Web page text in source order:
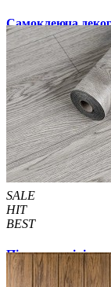
Самоклеюча
в рулоні 20 м
1850 грн./шт 2899
Купити В
SALE
HIT
BEST
Підлогове
3000х600х1,5мм,